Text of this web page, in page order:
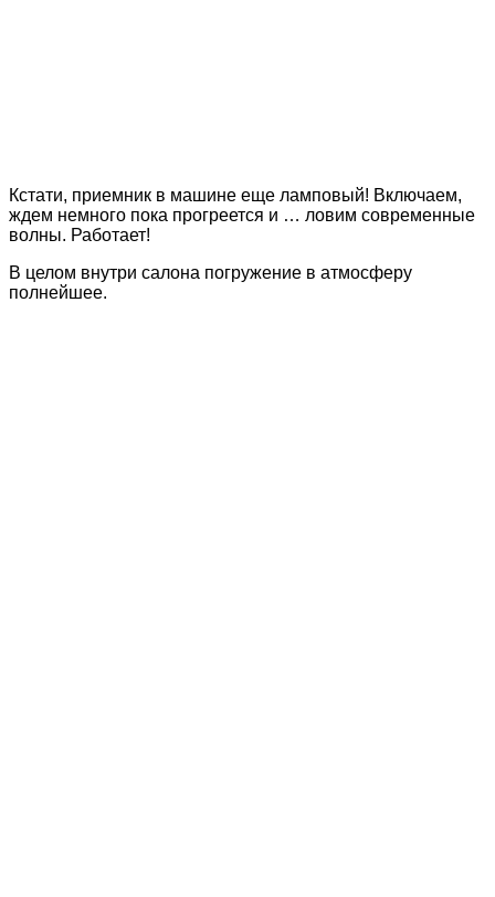
Кстати, приемник в машине еще ламповый! Включаем,
ждем немного пока прогреется и … ловим современные
волны. Работает!
В целом внутри салона погружение в атмосферу
полнейшее.